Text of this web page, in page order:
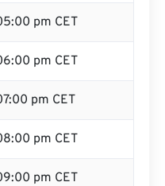
pm CET
pm CET
pm CET
pm CET
pm CET